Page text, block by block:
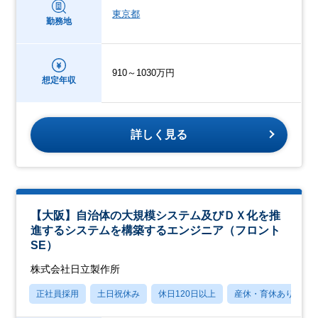
勤務地
東京都
想定年収
910～1030万円
詳しく見る
【大阪】自治体の大規模システム及びＤＸ化を推
進するシステムを構築するエンジニア（フロント
SE）
株式会社日立製作所
正社員採用 土日祝休み 休日120日以上 産休・育休あり